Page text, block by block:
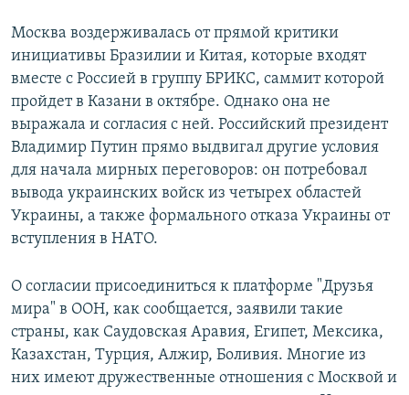
Москва воздерживалась от прямой критики
инициативы Бразилии и Китая, которые входят
вместе с Россией в группу БРИКС, саммит которой
пройдет в Казани в октябре. Однако она не
выражала и согласия с ней. Российский президент
Владимир Путин прямо выдвигал другие условия
для начала мирных переговоров: он потребовал
вывода украинских войск из четырех областей
Украины, а также формального отказа Украины от
вступления в НАТО.
О согласии присоединиться к платформе "Друзья
мира" в ООН, как сообщается, заявили такие
страны, как Саудовская Аравия, Египет, Мексика,
Казахстан, Турция, Алжир, Боливия. Многие из
них имеют дружественные отношения с Москвой и